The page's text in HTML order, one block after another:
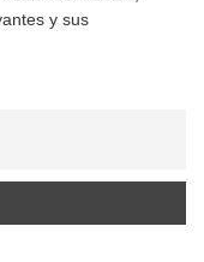
y sus